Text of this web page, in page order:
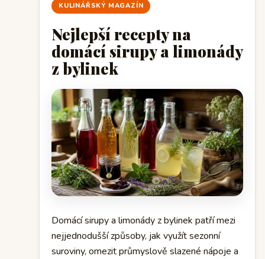
KULINÁŘSKÝ MAGAZÍN
Nejlepší recepty na
domácí sirupy a limonády
z bylinek
Domácí sirupy a limonády z bylinek patří mezi
nejjednodušší způsoby, jak využít sezonní
suroviny, omezit průmyslově slazené nápoje a